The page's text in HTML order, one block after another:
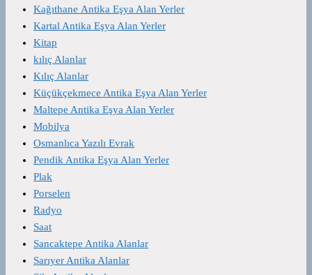
Kağıthane Antika Eşya Alan Yerler
Kartal Antika Eşya Alan Yerler
Kitap
kılıç Alanlar
Kılıç Alanlar
Küçükçekmece Antika Eşya Alan Yerler
Maltepe Antika Eşya Alan Yerler
Mobilya
Osmanlıca Yazılı Evrak
Pendik Antika Eşya Alan Yerler
Plak
Porselen
Radyo
Saat
Sancaktepe Antika Alanlar
Sarıyer Antika Alanlar